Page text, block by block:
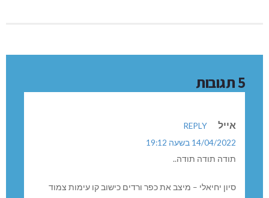
5 תגובות
אייל
REPLY
14/04/2022 בשעה 19:12
תודה תודה תודה..
סיון יחיאלי – מיצב את כפר ורדים כישוב קו עימות צמוד